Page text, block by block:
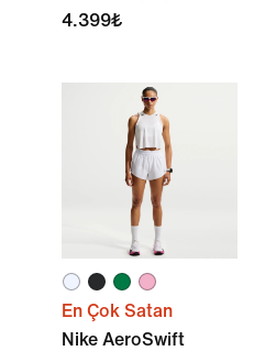
4.399₺
En Çok Satan
Nike AeroSwift